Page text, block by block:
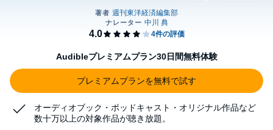
Audibleプレミアムプラン30日間無料体験
プレミアムプランを無料で試す
オーディオブック・ポッドキャスト・オリジナル作品など
数十万以上の対象作品が聴き放題。